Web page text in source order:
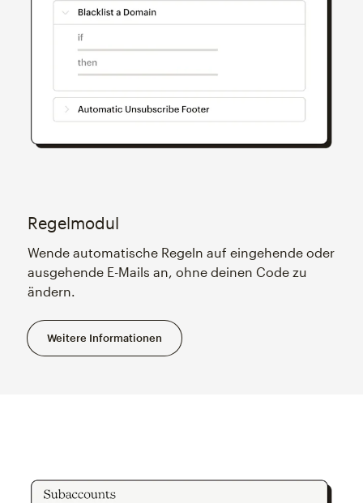
Regelmodul
Wende automatische Regeln auf eingehende oder
ausgehende E-Mails an, ohne deinen Code zu
ändern.
Weitere Informationen